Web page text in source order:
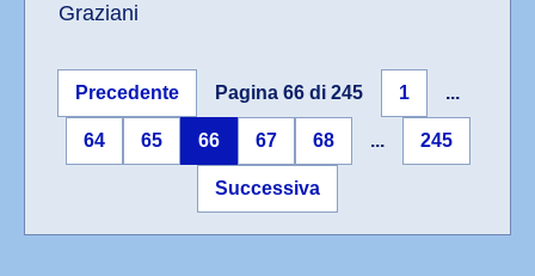
Graziani
Precedente Pagina 66 di 245 1 ...
64 65 66 67 68 ... 245
Successiva